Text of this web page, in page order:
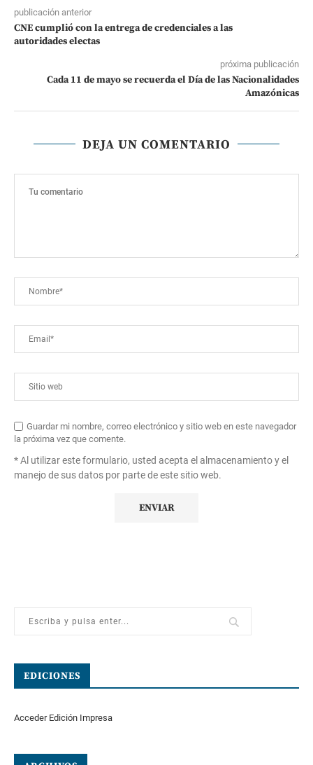
publicación anterior
CNE cumplió con la entrega de credenciales a las
autoridades electas
próxima publicación
Cada 11 de mayo se recuerda el Día de las Nacionalidades
Amazónicas
DEJA UN COMENTARIO
Guardar mi nombre, correo electrónico y sitio web en este navegador
la próxima vez que comente.
* Al utilizar este formulario, usted acepta el almacenamiento y el
manejo de sus datos por parte de este sitio web.
EDICIONES
Acceder Edición Impresa